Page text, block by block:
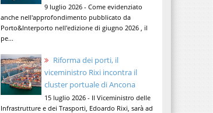
9 luglio 2026 - Come evidenziato
anche nell'approfondimento pubblicato da
Porto&Interporto nell'edizione di giugno 2026 , il
pe...
Riforma dei porti, il
viceministro Rixi incontra il
cluster portuale di Ancona
15 luglio 2026 - Il Viceministro delle
Infrastrutture e dei Trasporti, Edoardo Rixi, sarà ad